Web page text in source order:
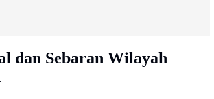
dan Sebaran Wilayah